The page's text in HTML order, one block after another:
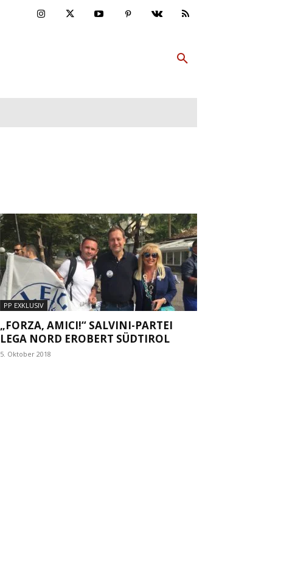
PP EXKLUSIV
„FORZA, AMICI!“ SALVINI-PARTEI
LEGA NORD EROBERT SÜDTIROL
5. Oktober 2018